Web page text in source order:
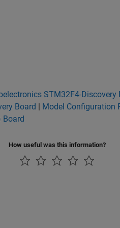
STM32F4-Discovery
Board | Model Configuration
Board
How useful was this information?